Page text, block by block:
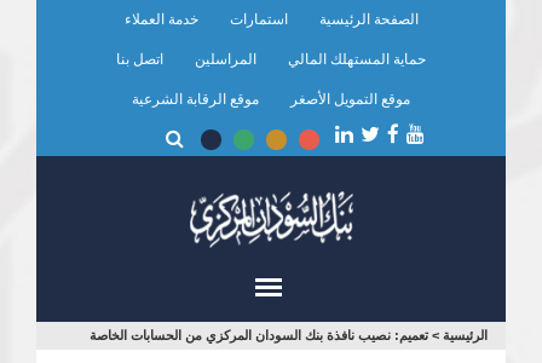
الصفحة الرئيسية استمارات خدمة العملاء
حماية المستهلك المالي المراسلين اتصل بنا
موقع التمويل الأصغر موقع الرقابة الشرعية
أنت
الرئيسية > تعميم: نصيب نافذة بنك السودان المركزي من الحسابات الخاصة